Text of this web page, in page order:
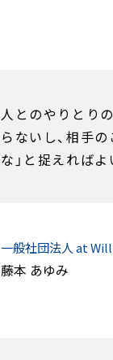
人とのやりとり
らないし、相手
な」と捉えれば
一般社団法人 at
藤本 あゆみ